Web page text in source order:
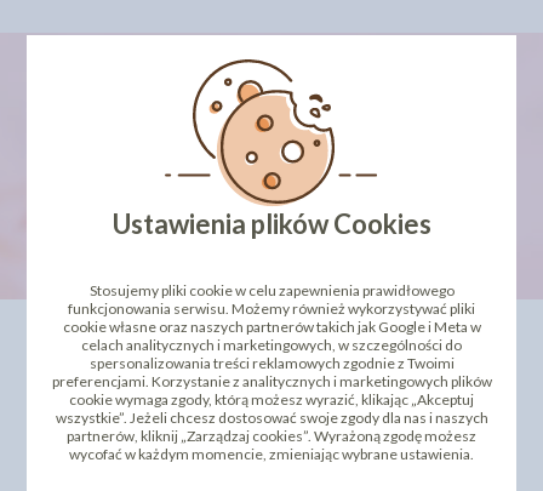
newsletter
INFORMACJE
Kontakt
Dostawa i koszty wysyłki
Regulamin
Strona główna
Odbiór osobisty
OFERTA
Dla Biznesu
Szkolenia i kursy
Bestseller
Polecamy
Sklepy partnerskie
Ustawienia plików Cookies
Stosujemy pliki cookie w celu zapewnienia prawidłowego
funkcjonowania serwisu. Możemy również wykorzystywać pliki
cookie własne oraz naszych partnerów takich jak Google i Meta w
celach analitycznych i marketingowych, w szczególności do
spersonalizowania treści reklamowych zgodnie z Twoimi
preferencjami. Korzystanie z analitycznych i marketingowych plików
cookie wymaga zgody, którą możesz wyrazić, klikając „Akceptuj
wszystkie”. Jeżeli chcesz dostosować swoje zgody dla nas i naszych
partnerów, kliknij „Zarządzaj cookies”. Wyrażoną zgodę możesz
wycofać w każdym momencie, zmieniając wybrane ustawienia.